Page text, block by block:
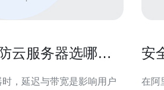
云服务器选哪家
，延迟与带宽是影响用户
安
在阿